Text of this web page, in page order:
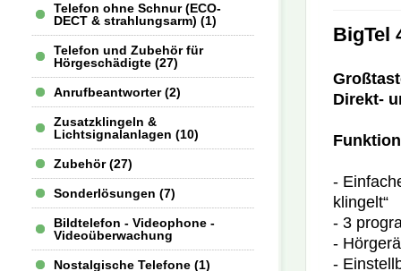
Telefon ohne Schnur (ECO-
DECT & strahlungsarm) (1)
Telefon und Zubehör für
Hörgeschädigte (27)
Anrufbeantworter (2)
Zusatzklingeln &
Lichtsignalanlagen (10)
Zubehör (27)
Sonderlösungen (7)
Bildtelefon - Videophone -
Videoüberwachung
Nostalgische Telefone (1)
BigTel
Direkt-
-
klingelt“
- 3
-
-